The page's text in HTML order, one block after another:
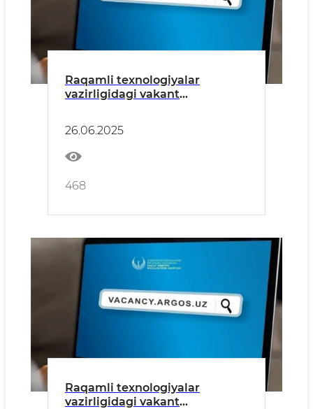
Raqamli texnologiyalar
vazirligidagi vakant
26.06.2025
468
Raqamli texnologiyalar
vazirligidagi vakant